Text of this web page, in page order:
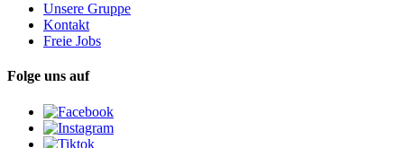
Unsere Gruppe
Kontakt
Freie Jobs
Folge uns auf